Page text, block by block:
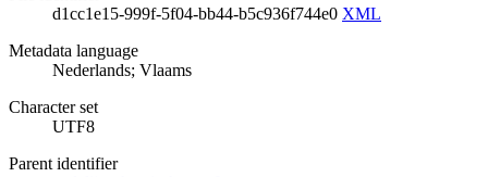
d1cc1e15-999f-5f04-bb44-b5c936f744e0 XML
Metadata language
Nederlands; Vlaams
Character set
UTF8
Parent identifier